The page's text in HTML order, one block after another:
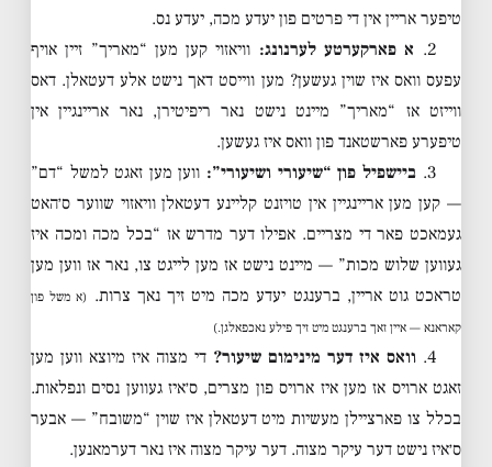
טיפער אריין אין די פרטים פון יעדע מכה, יעדע נס.
2.
א פארקערטע לערנונג: וויאזוי קען מען “מאריך” זיין אויף
עפעס וואס איז שוין געשען? מען ווייסט דאך נישט אלע דעטאלן. דאס
ווייזט אז “מאריך” מיינט נישט נאר ריפיטירן, נאר אריינגיין אין
טיפערע פארשטאנד פון וואס איז געשען.
3. ביישפיל פון “שיעורי ושיעורי”: ווען מען זאגט למשל “דם”
— קען מען אריינגיין אין טויזנט קליינע דעטאלן וויאזוי שווער ס׳האט
געמאכט פאר די מצריים. אפילו דער מדרש אז “בכל מכה ומכה איז
געווען שלוש מכות” — מיינט נישט אז מען לייגט צו, נאר אז ווען מען
טראכט גוט אריין, ברענגט יעדע מכה מיט זיך נאך צרות. (א משל פון
קאראנא — איין זאך ברענגט מיט זיך פילע נאכפאלגן.)
4. וואס איז דער מינימום שיעור? די מצוה איז מיוצא ווען מען
זאגט ארויס אז מען איז ארויס פון מצרים, ס׳איז געווען נסים ונפלאות.
בכלל צו פארציילן מעשיות מיט דעטאלן איז שוין “משובח” — אבער
ס׳איז נישט דער עיקר מצוה. דער עיקר מצוה איז נאר דערמאנען.